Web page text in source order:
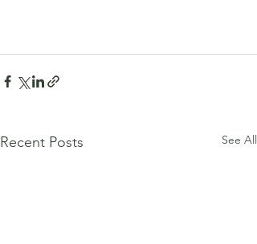
Recent Posts See All